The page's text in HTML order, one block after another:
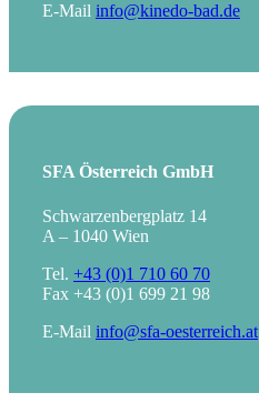
E-Mail info@kinedo-bad.de
SFA Österreich GmbH
Schwarzenbergplatz 14
A – 1040 Wien
Tel. +43 (0)1 710 60 70
Fax +43 (0)1 699 21 98
E-Mail info@sfa-oesterreich.at